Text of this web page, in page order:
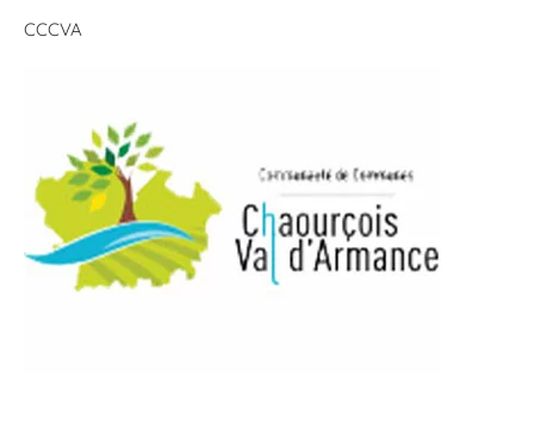
CCCVA